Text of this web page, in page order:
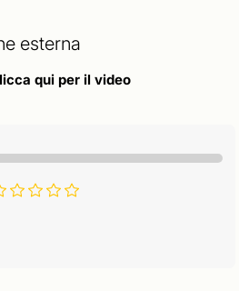
esterna
qui per il video